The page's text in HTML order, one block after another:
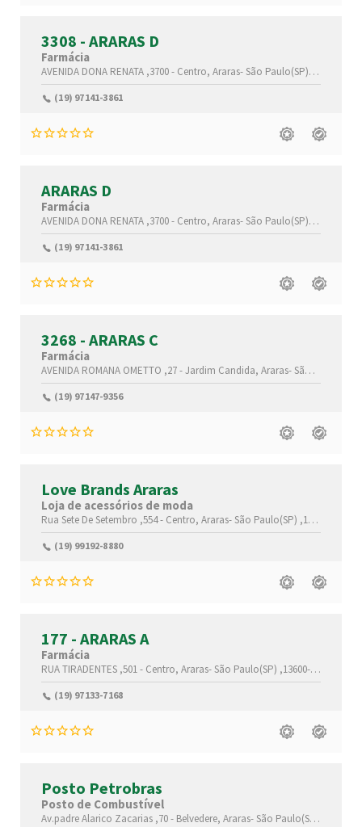
3308 - ARARAS D
Farmácia
AVENIDA DONA RENATA ,3700 - Centro, Araras-São Paulo(SP),13600-001
(19) 97141-3861
ARARAS D
Farmácia
AVENIDA DONA RENATA ,3700 - Centro, Araras-São Paulo(SP),13600-001
(19) 97141-3861
3268 - ARARAS C
Farmácia
AVENIDA ROMANA OMETTO ,27 -Jardim Candida, Araras-São Paulo(SP)
(19) 97147-9356
Love Brands Araras
Loja de acessórios de moda
Rua Sete De Setembro ,554 - Centro, Araras-São Paulo(SP) ,13600-130
(19) 99192-8880
177 - ARARAS A
Farmácia
RUA TIRADENTES ,501 - Centro, Araras-São Paulo(SP) ,13600-070
(19) 97133-7168
Posto Petrobras
Posto de Combustível
Av.padre Alarico Zacarias ,70 - Belvedere, Araras-São Paulo(SP)